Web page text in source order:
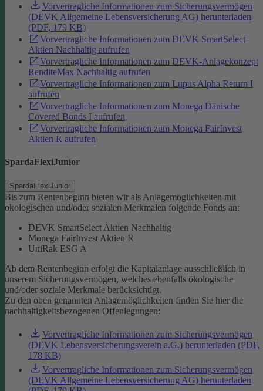
Vorvertragliche Informationen zum Sicherungsvermögen
(DEVK Allgemeine Lebensversicherung AG) herunterladen
(PDF, 179 KB)
Vorvertragliche Informationen zum DEVK SmartSelect
Aktien Nachhaltig aufrufen
Vorvertragliche Informationen zum DEVK-Anlagekonzept
RenditeMax Nachhaltig aufrufen
Vorvertragliche Informationen zum Lupus Alpha Return I
aufrufen
Vorvertragliche Informationen zum Monega Dänische
Covered Bonds I aufrufen
Vorvertragliche Informationen zum Monega FairInvest
Aktien R aufrufen
SpardaFlexiJunior
SpardaFlexiJunior
Bis zum Rentenbeginn bieten wir als Anlagemöglichkeiten mit
ökologischen und/oder sozialen Merkmalen folgende Fonds an:
DEVK SmartSelect Aktien Nachhaltig
Monega FairInvest Aktien R
UniRak ESG A
Ab dem Rentenbeginn erfolgt die Kapitalanlage ausschließlich in
unserem Sicherungsvermögen, welches ebenfalls ökologische
und/oder soziale Merkmale berücksichtigt.
Zu den oben genannten Anlagemöglichkeiten finden Sie hier die
nachhaltigkeitsbezogenen Offenlegungen:
Vorvertragliche Informationen zum Sicherungsvermögen
(DEVK Lebensversicherungsverein a.G.) herunterladen (PDF,
178 KB)
Vorvertragliche Informationen zum Sicherungsvermögen
(DEVK Allgemeine Lebensversicherung AG) herunterladen